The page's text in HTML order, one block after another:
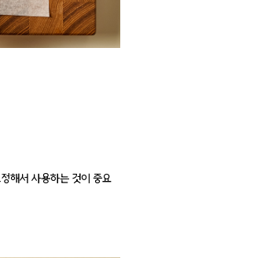
해서 사용하는 것이 중요